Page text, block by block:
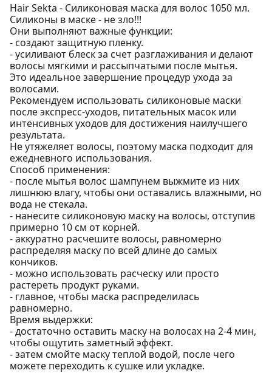
Hair Sekta - Силиконовая маска для волос 1050 мл.
Силиконы в маске - не зло!!!
Они выполняют важные функции:
- создают защитную пленку.
- усиливают блеск за счет разглаживания и делают
волосы мягкими и рассыпчатыми после мытья.
Это идеальное завершение процедур ухода за
волосами.
Рекомендуем использовать силиконовые маски
после экспресс-уходов, питательных масок или
интенсивных уходов для достижения наилучшего
результата.
Не утяжеляет волосы, поэтому маска подходит для
ежедневного использования.
Способ применения:
- после мытья волос шампунем выжмите из них
лишнюю влагу, чтобы они оставались влажными, но
вода не стекала.
- нанесите силиконовую маску на волосы, отступив
примерно 10 см от корней.
- аккуратно расчешите волосы, равномерно
распределяя маску по всей длине до самых
кончиков.
- можно использовать расческу или просто
растереть продукт руками.
- главное, чтобы маска распределилась
равномерно.
Время выдержки:
- достаточно оставить маску на волосах на 2-4 мин,
чтобы ощутить заметный эффект.
- затем смойте маску теплой водой, после чего
можете переходить к сушке или укладке.